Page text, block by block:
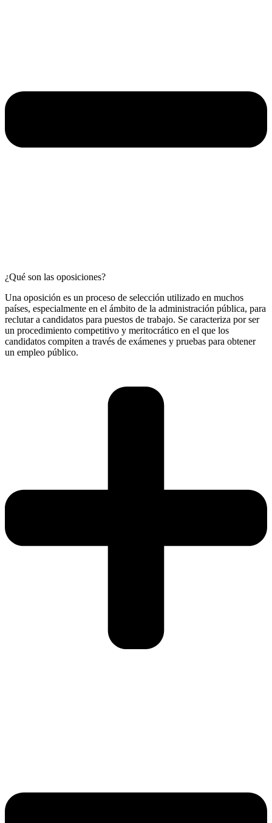
¿Qué son las oposiciones?
Una oposición es un proceso de selección utilizado en muchos
países, especialmente en el ámbito de la administración pública, para
reclutar a candidatos para puestos de trabajo. Se caracteriza por ser
un procedimiento competitivo y meritocrático en el que los
candidatos compiten a través de exámenes y pruebas para obtener
un empleo público.